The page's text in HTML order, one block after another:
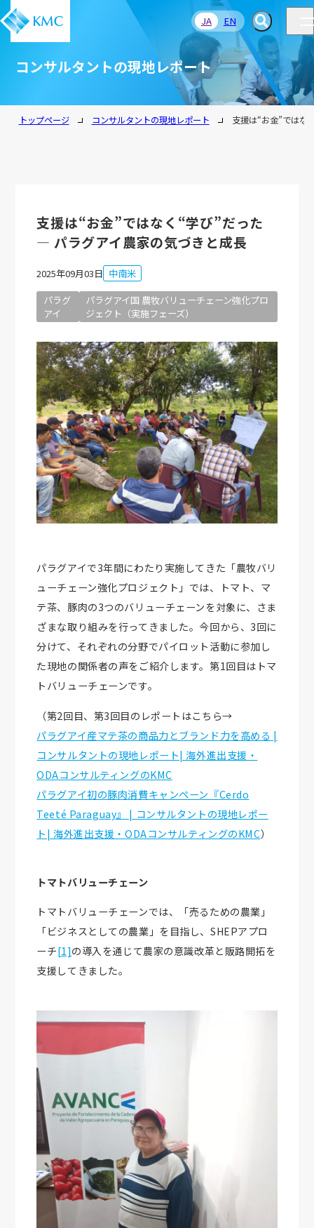
JA EN
コンサルタントの現地レポート
トップページ コンサルタントの現地レポート 支援は“お金”ではな
支援は“お金”ではなく“学び”だった
― パラグアイ農家の気づきと成長
2025年09月03日 中南米
パラグ
アイ
パラグアイ国 農牧バリューチェーン強化プロ
ジェクト（実施フェーズ）
パラグアイで3年間にわたり実施してきた「農牧バリ
ューチェーン強化プロジェクト」では、トマト、マ
テ茶、豚肉の3つのバリューチェーンを対象に、さま
ざまな取り組みを行ってきました。今回から、3回に
分けて、それぞれの分野でパイロット活動に参加し
た現地の関係者の声をご紹介します。第1回目はトマ
トバリューチェーンです。
（第2回目、第3回目のレポートはこちら→
パラグアイ産マテ茶の商品力とブランド力を高める |
コンサルタントの現地レポート| 海外進出支援・
ODAコンサルティングのKMC
パラグアイ初の豚肉消費キャンペーン『Cerdo
Teeté Paraguay』 | コンサルタントの現地レポー
ト| 海外進出支援・ODAコンサルティングのKMC）
トマトバリューチェーン
トマトバリューチェーンでは、「売るための農業」
「ビジネスとしての農業」を目指し、SHEPアプロ
ーチ[1]の導入を通じて農家の意識改革と販路開拓を
支援してきました。